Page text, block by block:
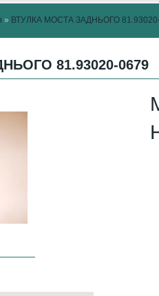
» ВТУЛКА МОСТА ЗАДНЬОГО
81.93020-0679